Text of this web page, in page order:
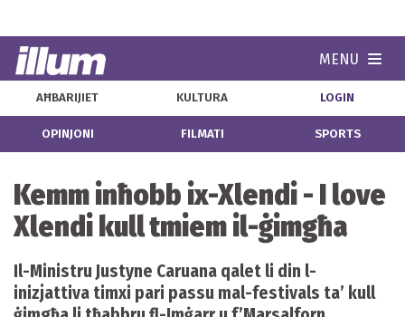
MENU
AĦBARIJIET KULTURA LOGIN
OPINJONI FILMATI SPORTS
Kemm inħobb ix-Xlendi - I love
Xlendi kull tmiem il-ġimgħa
Il-Ministru Justyne Caruana qalet li din l-
inizjattiva timxi pari passu mal-festivals ta’ kull